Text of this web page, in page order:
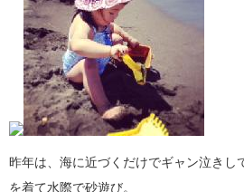
昨年は、海に近づくだけでギャン泣きし
を着て水際で砂遊び。